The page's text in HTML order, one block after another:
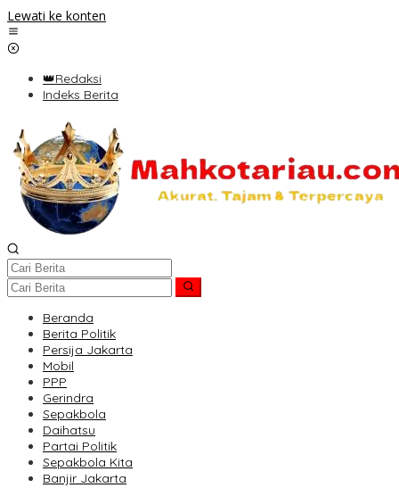
Lewati ke konten
👑Redaksi
Indeks Berita
Beranda
Berita Politik
Persija Jakarta
Mobil
PPP
Gerindra
Sepakbola
Daihatsu
Partai Politik
Sepakbola Kita
Banjir Jakarta